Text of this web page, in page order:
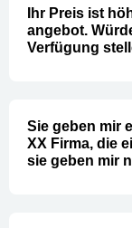
Ihr Preis ist
angebot.
Verfügung
Sie geben mir
XX Firma, die
sie geben mir